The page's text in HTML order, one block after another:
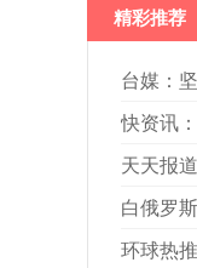
精彩推荐
快资讯